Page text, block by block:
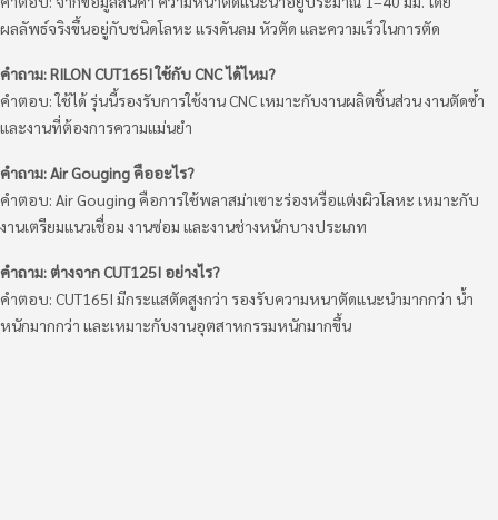
ผลลัพธ์จริงขึ้นอยู่กับชนิดโลหะ แรงดันลม หัวตัด และความเร็วในการตัด
คำถาม: RILON CUT165I ใช้กับ CNC ได้ไหม?
คำตอบ: ใช้ได้ รุ่นนี้รองรับการใช้งาน CNC เหมาะกับงานผลิตชิ้นส่วน งานตัดซ้ำ
และงานที่ต้องการความแม่นยำ
คำถาม: Air Gouging คืออะไร?
คำตอบ: Air Gouging คือการใช้พลาสม่าเซาะร่องหรือแต่งผิวโลหะ เหมาะกับ
งานเตรียมแนวเชื่อม งานซ่อม และงานช่างหนักบางประเภท
คำถาม: ต่างจาก CUT125I อย่างไร?
คำตอบ: CUT165I มีกระแสตัดสูงกว่า รองรับความหนาตัดแนะนำมากกว่า น้ำ
หนักมากกว่า และเหมาะกับงานอุตสาหกรรมหนักมากขึ้น